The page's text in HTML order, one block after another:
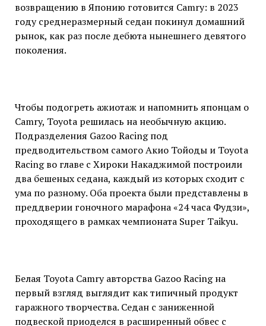
возвращению в Японию готовится Camry: в 2023
году среднеразмерный седан покинул домашний
рынок, как раз после дебюта нынешнего девятого
поколения.
Чтобы подогреть ажиотаж и напомнить японцам о
Camry, Toyota решилась на необычную акцию.
Подразделения Gazoo Racing под
предводительством самого Акио Тойоды и Toyota
Racing во главе с Хироки Накаджимой построили
два бешеных седана, каждый из которых сходит с
ума по разному. Оба проекта были представлены в
преддверии гоночного марафона «24 часа Фудзи»,
проходящего в рамках чемпионата Super Taikyu.
Белая Toyota Camry авторства Gazoo Racing на
первый взгляд выглядит как типичный продукт
гаражного творчества. Седан с заниженной
подвеской приоделся в расширенный обвес с